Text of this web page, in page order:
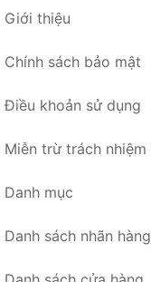
Giới thiệu
Chính sách bảo mật
Điều khoản sử dụng
Miễn trừ trách nhiệm
Danh mục
Danh sách nhãn hàng